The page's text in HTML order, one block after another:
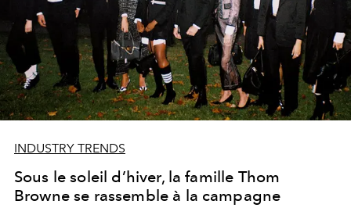
INDUSTRY TRENDS
Sous le soleil d’hiver, la famille Thom
Browne se rassemble à la campagne